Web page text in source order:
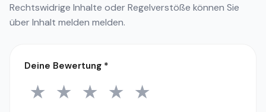
Rechtswidrige Inhalte oder Regelverstöße können Sie
überInhalt melden melden.
Deine Bewertung *
1 Stern
★ 2 Sterne
★ 3 Sterne
★ 4 Sterne
★ 5 Sterne
★